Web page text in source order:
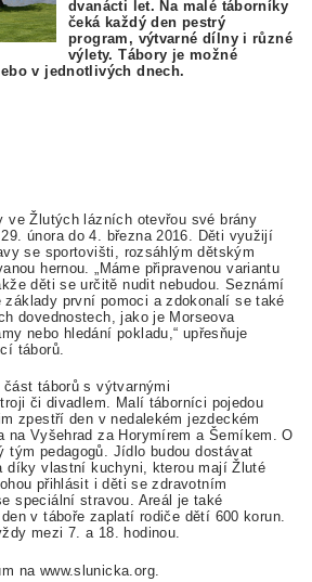
dvanácti let. Na malé táborníky
čeká každý den pestrý
program, výtvarné dílny i různé
výlety. Tábory je možné
v jednotlivých dnech.
ve Žlutých lázních otevřou své brány
února do 4. března 2016. Děti využijí
se sportovišti, rozsáhlým dětským
hernou. „Máme připravenou variantu
děti se určitě nudit nebudou. Seznámí
základy první pomoci a zdokonalí se také
dovednostech, jako je Morseova
nebo hledání pokladu,“ upřesňuje
táborů.
táborů s výtvarnými
či divadlem. Malí táborníci pojedou
zpestří den v nedalekém jezdeckém
na Vyšehrad za Horymírem a Šemíkem. O
tým pedagogů. Jídlo budou dostávat
díky vlastní kuchyni, kterou mají Žluté
přihlásit i děti se zdravotním
speciální stravou. Areál je také
v táboře zaplatí rodiče dětí 600 korun.
mezi 7. a 18. hodinou.
na www.slunicka.org.